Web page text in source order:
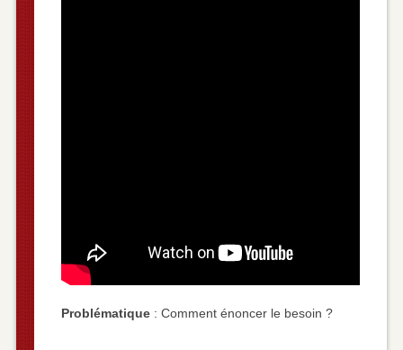
Problématique: Comment énoncer le besoin ?